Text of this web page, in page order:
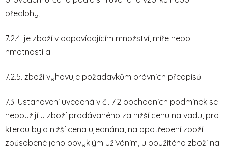
předlohy,
7.2.4. je zboží v odpovídajícím množství, míře nebo
hmotnosti a
7.2.5. zboží vyhovuje požadavkům právních předpisů.
7.3. Ustanovení uvedená v čl. 7.2 obchodních podmínek se
nepoužijí u zboží prodávaného za nižší cenu na vadu, pro
kterou byla nižší cena ujednána, na opotřebení zboží
způsobené jeho obvyklým užíváním, u použitého zboží na